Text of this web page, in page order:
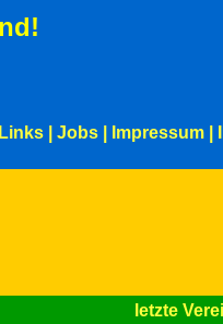
Links Jobs Impressum
letzte